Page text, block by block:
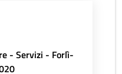
- Servizi - Forlì-